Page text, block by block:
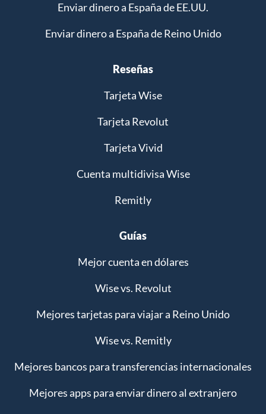
Enviar dinero a España de EE.UU.
Enviar dinero a España de Reino Unido
Reseñas
Tarjeta Wise
Tarjeta Revolut
Tarjeta Vivid
Cuenta multidivisa Wise
Remitly
Guías
Mejor cuenta en dólares
Wise vs. Revolut
Mejores tarjetas para viajar a Reino Unido
Wise vs. Remitly
Mejores bancos para transferencias internacionales
Mejores apps para enviar dinero al extranjero